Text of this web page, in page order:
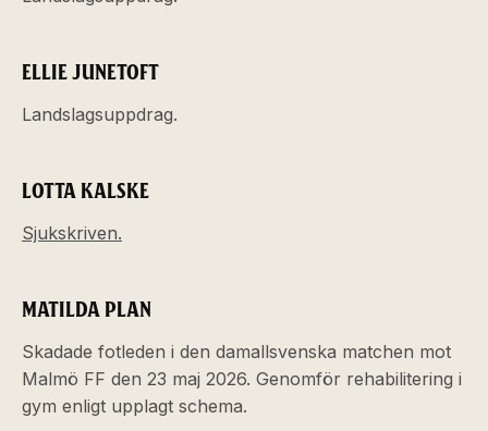
ELLIE JUNETOFT
Landslagsuppdrag.
LOTTA KALSKE
Sjukskriven.
MATILDA PLAN
Skadade fotleden i den damallsvenska matchen mot
Malmö FF den 23 maj 2026. Genomför rehabilitering i
gym enligt upplagt schema.